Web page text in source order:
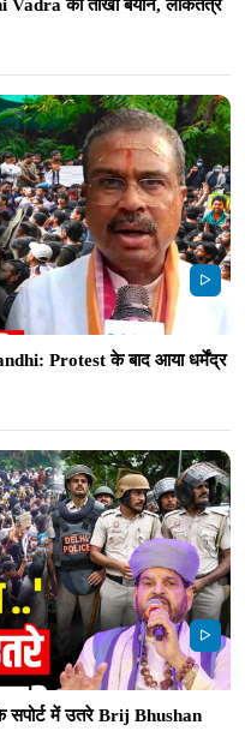
का तीखा बयान, लोकतंत्र
Protest के बाद आया धर्मेंद्र
में उतरे Brij Bhushan